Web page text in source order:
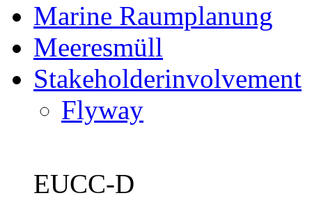
Marine Raumplanung
Meeresmüll
Stakeholderinvolvement
Flyway
EUCC-D